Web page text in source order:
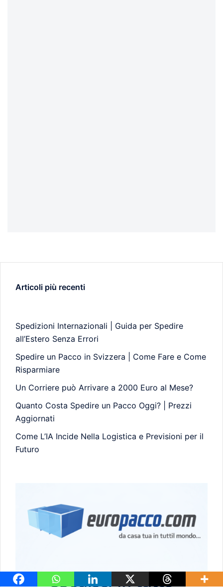
Articoli più recenti
Spedizioni Internazionali | Guida per Spedire
all’Estero Senza Errori
Spedire un Pacco in Svizzera | Come Fare e Come
Risparmiare
Un Corriere può Arrivare a 2000 Euro al Mese?
Quanto Costa Spedire un Pacco Oggi? | Prezzi
Aggiornati
Come L’IA Incide Nella Logistica e Previsioni per il
Futuro